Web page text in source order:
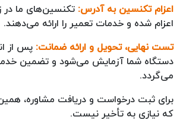
اعزام تکنسین به آدرس: تکنسین‌های ما در
اعزام شده و خدمات تعمیر را ارائه می‌دهند.
تست نهایی، تحویل و ارائه ضمانت: پس از
دستگاه شما آزمایش می‌شود و تضمین
می‌گردد.
برای ثبت درخواست و دریافت مشاوره، همین
که نیازی به تأخیر نیست.